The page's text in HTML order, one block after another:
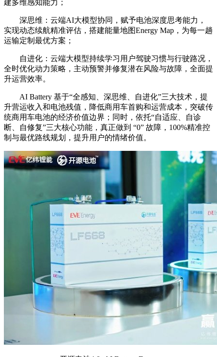
建多维感知能力；
深思维：云端AI大模型协同，赋予电池深度思考能力，
实现动态续航精准评估，搭建能量地图Energy Map，为每一趟
运输定制最优方案；
自进化：云端大模型持续学习用户驾驶习惯与行驶路况，
全时优化动力策略，主动预警并修复潜在风险与故障，全面提
升运营效率。
AI Battery 基于“全感知、深思维、自进化”三大技术，提
升营运收入和电池残值，降低商用车首购和运营成本，突破传
统商用车电池的经济价值边界；同时，依托“自适应、自诊
断、自修复”三大核心功能，真正做到 “0” 故障，100%精准控
制与最优路线规划，提升用户的情绪价值。